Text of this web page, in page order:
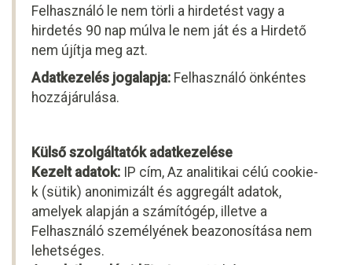
Felhasználó le nem törli a hirdetést vagy a
hirdetés 90 nap múlva le nem ját és a Hirdető
nem újítja meg azt.
Adatkezelés jogalapja: Felhasználó önkéntes
hozzájárulása.
Külső szolgáltatók adatkezelése
Kezelt adatok: IP cím, Az analitikai célú cookie-
k (sütik) anonimizált és aggregált adatok,
amelyek alapján a számítógép, illetve a
Felhasználó személyének beazonosítása nem
lehetséges.